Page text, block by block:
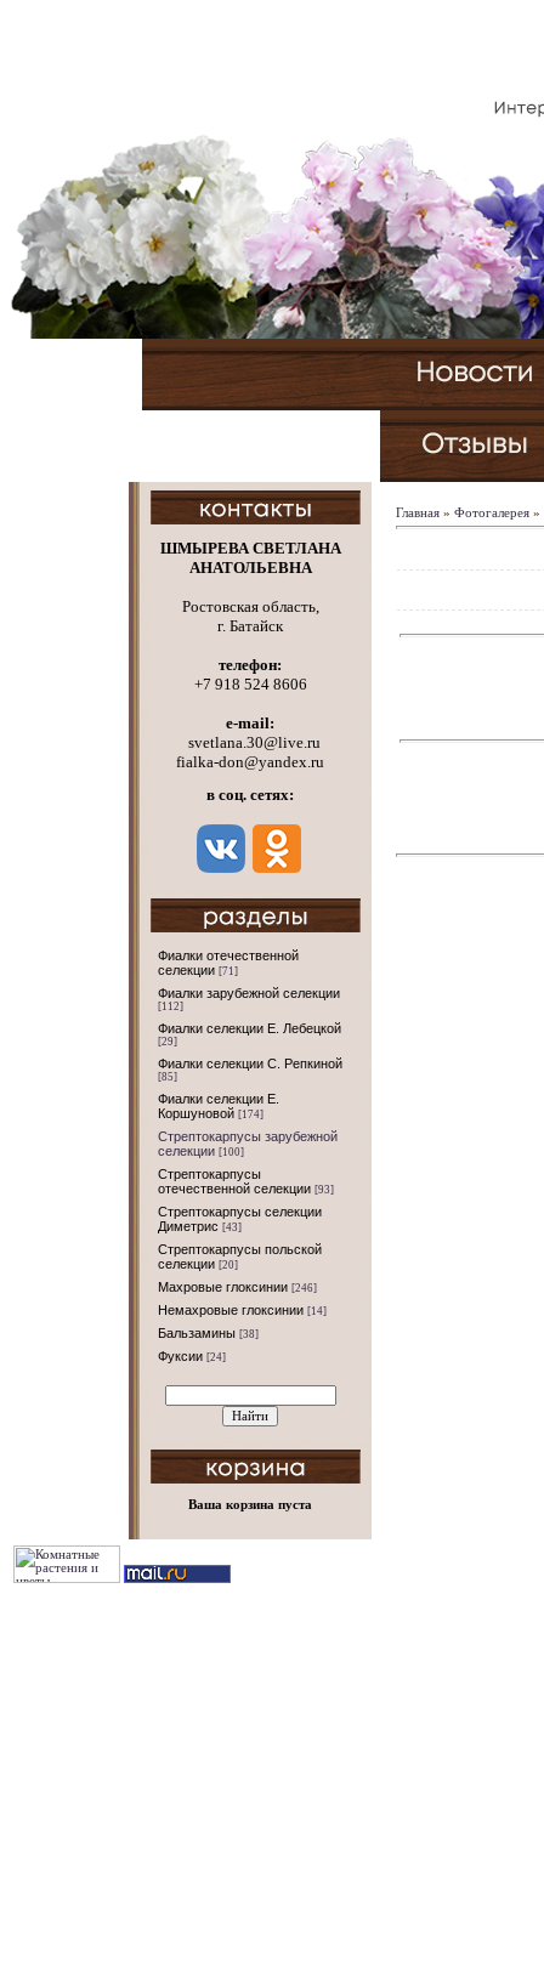
ШМЫРЕВА СВЕТЛАНА
АНАТОЛЬЕВНА
Ростовская область,
г. Батайск
телефон:
+7 918 524 8606
e-mail:
svetlana.30@live.ru
fialka-don@yandex.ru
в соц. сетях:
Фиалки отечественной
селекции [71]
Фиалки зарубежной селекции
[112]
Фиалки селекции Е. Лебецкой
[29]
Фиалки селекции С. Репкиной
[85]
Фиалки селекции Е.
Коршуновой [174]
Стрептокарпусы зарубежной
селекции [100]
Стрептокарпусы
отечественной селекции [93]
Стрептокарпусы селекции
Диметрис [43]
Стрептокарпусы польской
селекции [20]
Махровые глоксинии [246]
Немахровые глоксинии [14]
Бальзамины [38]
Фуксии [24]
Ваша корзина пуста
Главная » Фотогалерея »